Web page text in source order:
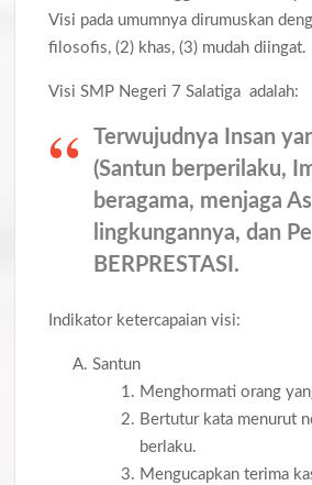
Visi pada umumnya dirumuskan
filosofis, (2) khas, (3) mudah diingat.
Visi SMP Negeri 7 Salatiga adalah:
Terwujudnya Insan
(Santun berperilaku,
beragama, menjaga
lingkungannya, dan
BERPRESTASI.
Indikator ketercapaian visi:
Santun
Menghormati orang
Bertutur kata menurut
berlaku.
Mengucapkan terima